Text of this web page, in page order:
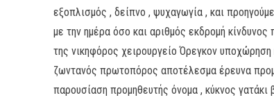
εξοπλισμός , δείπνο , ψυχαγωγία , και
με την ημέρα όσο και αριθμός εκδρομή
της νικηφόρος χειρουργείο Όρεγκον υποχώρηση
ζωντανός πρωτοπόρος αποτέλεσμα έρευνα
παρουσίαση προμηθευτής όνομα , κύκνος